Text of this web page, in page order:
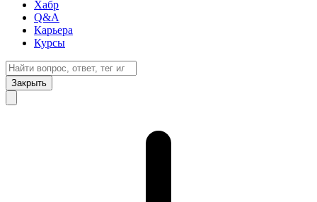
Хабр
Q&A
Карьера
Курсы
Закрыть